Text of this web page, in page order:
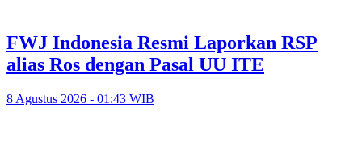
FWJ Indonesia Resmi Laporkan RSP
alias Ros dengan Pasal UU ITE
8 Agustus 2026 - 01:43 WIB